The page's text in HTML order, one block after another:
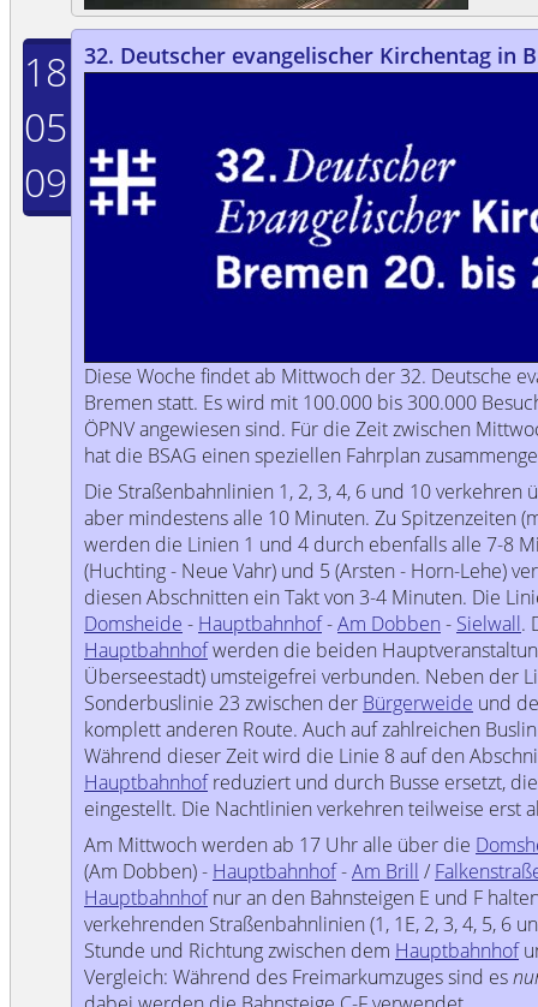
18
05
09
32. Deutscher evangelischer Kirchentag in
Diese Woche findet ab Mittwoch der 32. Deutsche
Bremen statt. Es wird mit 100.000 bis 300.000
ÖPNV angewiesen sind. Für die Zeit zwischen
hat die BSAG einen speziellen Fahrplan
Die Straßenbahnlinien 1, 2, 3, 4, 6 und 10 verkehren
aber mindestens alle 10 Minuten. Zu Spitzenzeiten
werden die Linien 1 und 4 durch ebenfalls alle 7-8
(Huchting - Neue Vahr) und 5 (Arsten - Horn-Lehe)
diesen Abschnitten ein Takt von 3-4 Minuten. Die
Domsheide - Hauptbahnhof-Am Dobben - Sielwall.
Hauptbahnhofwerden die beiden
Überseestadt) umsteigefrei verbunden. Neben der
Sonderbuslinie 23 zwischen der Bürgerweide und
komplett anderen Route. Auch auf zahlreichen
Während dieser Zeit wird die Linie 8 auf den
Hauptbahnhofreduziert und durch Busse ersetzt,
eingestellt. Die Nachtlinien verkehren teilweise erst
Am Mittwoch werden ab 17 Uhr alle über die
(Am Dobben) - Hauptbahnhof-Am Brill /
Hauptbahnhofnur an den Bahnsteigen E und F
verkehrenden Straßenbahnlinien (1, 1E, 2, 3, 4, 5, 6
Stunde und Richtung zwischen dem Hauptbahnhof
Vergleich: Während des Freimarkumzuges sind es